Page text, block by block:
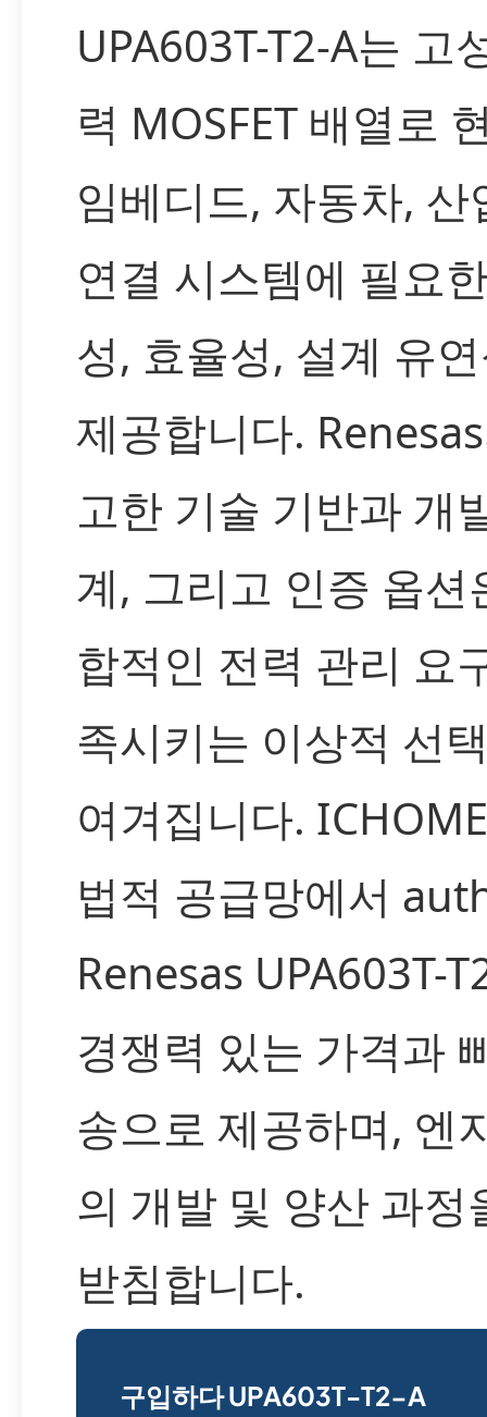
UPA603T-T2-A는 고
력 MOSFET 배열로
임베디드, 자동차, 산
연결 시스템에 필요
성, 효율성, 설계 유
제공합니다.
고한 기술 기반과 개
계, 그리고 인증 옵션
합적인 전력 관리 요
족시키는 이상적 선
여겨집니다.
법적 공급망에서
Renesas UPA603T-
경쟁력 있는 가격과
송으로 제공하며, 엔
의 개발 및 양산 과정
받침합니다.
구입하다 UPA603T-T2-A